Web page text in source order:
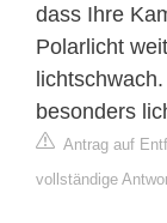
dass Ihre
Polarlicht
besonders
Antrag auf
vollständige